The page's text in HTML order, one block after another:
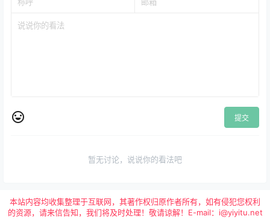
提交
暂无讨论，说说你的看法吧
本站内容均收集整理于互联网，其著作权归原作者所有，如有侵犯您权利
的资源，请来信告知，我们将及时处理！敬请谅解！E-mail：i@yiyitu.net